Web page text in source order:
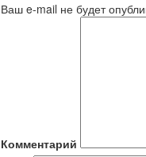
Ваш e-mail не будет
Комментарий